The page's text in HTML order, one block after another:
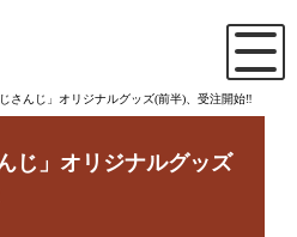
さんじ」オリジナルグッズ(前半)、受注開始‼
じ」オリジナルグッズ